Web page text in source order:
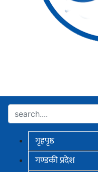
गृहपृष्ठ
गण्डकी प्रदेश